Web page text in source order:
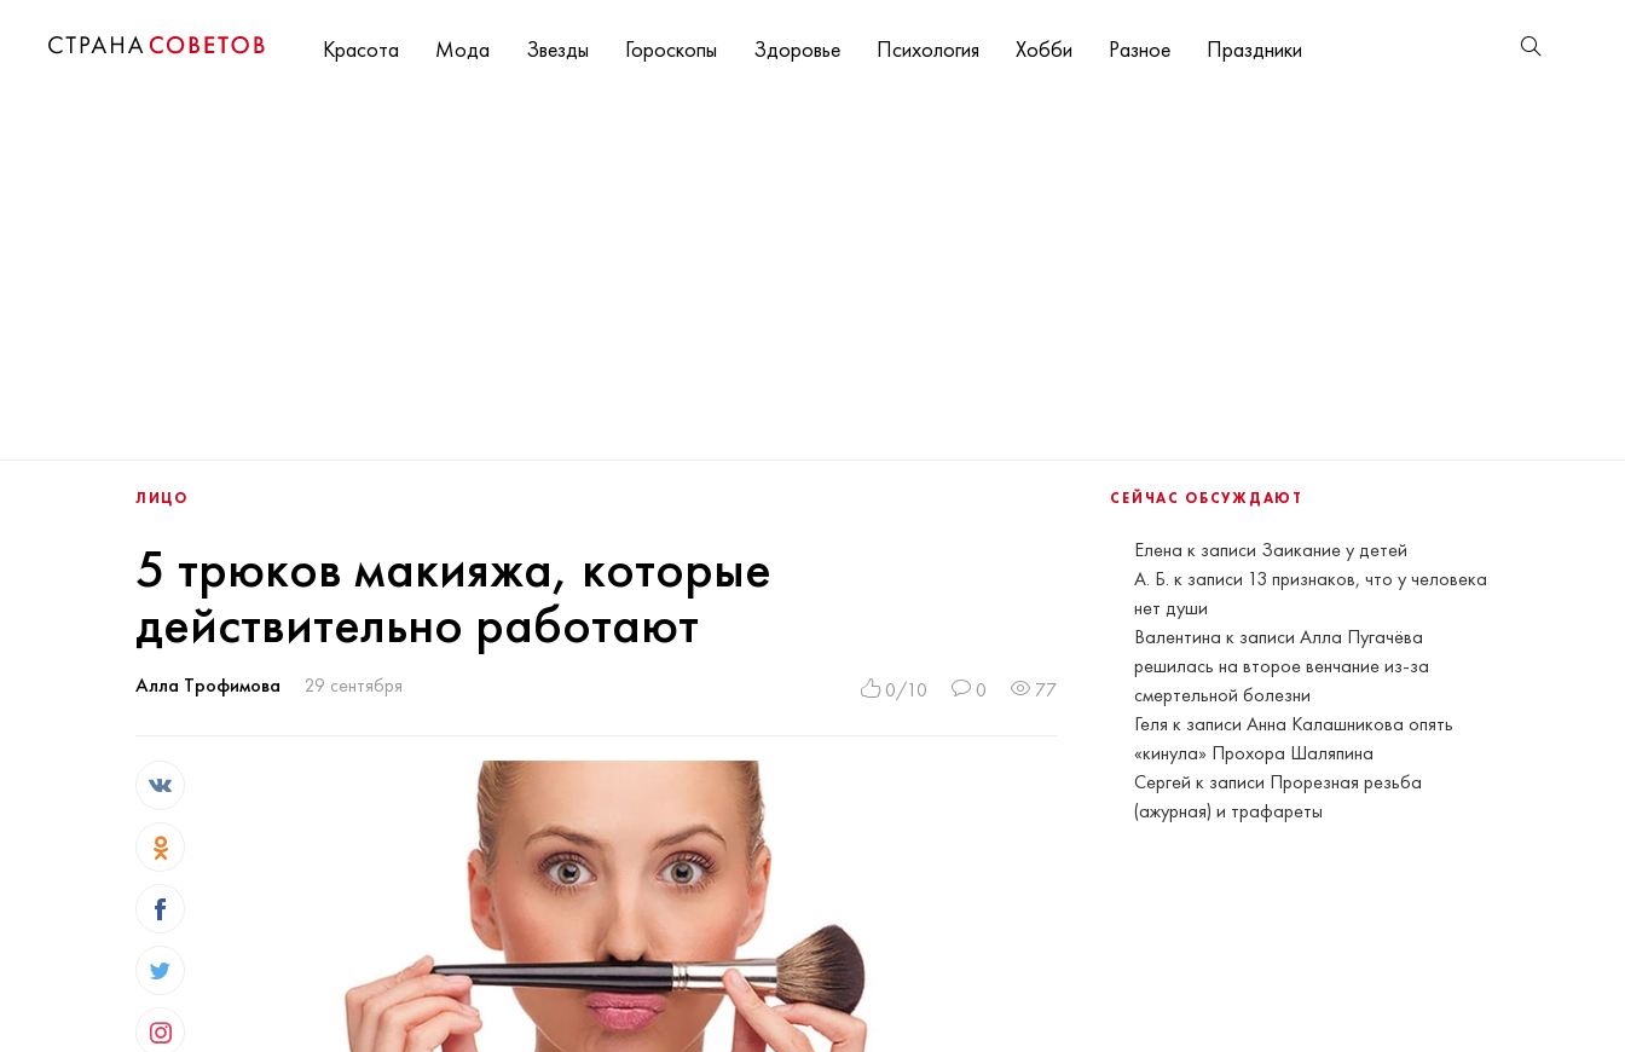
Красота Мода Звезды Гороскопы Здоровье Психология Хобби Разное Праздники
СЕЙЧАС ОБСУЖДАЮТ
Елена к записи Заикание у детей
А. Б. к записи 13 признаков, что у человека
нет души
Валентина к записиАлла Пугачёва
решилась на второе венчание из-за
смертельной болезни
Геля к записиАнна Калашникова опять
«кинула» Прохора Шаляпина
Сергей к записи Прорезная резьба
(ажурная) и трафареты
ЛИЦО
5 трюков макияжа, которые
действительно работают
Алла Трофимова 29 сентября 0/10 0 77